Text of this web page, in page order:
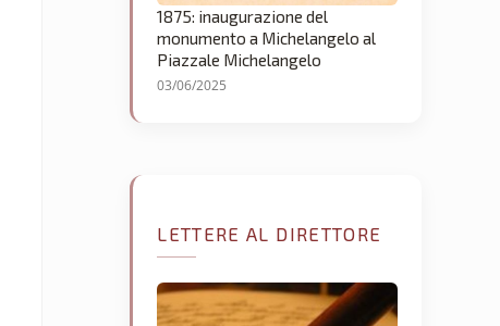
1875: inaugurazione del
monumento a Michelangelo al
Piazzale Michelangelo
03/06/2025
LETTERE AL DIRETTORE